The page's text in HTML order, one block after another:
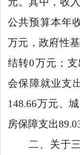
公共预算本年
万元，政府性
结转0万元；
会保障就业支
148.66万元、
房保障支出
二、关于